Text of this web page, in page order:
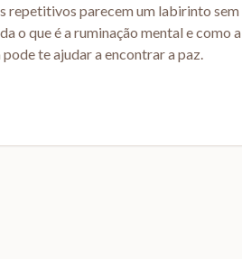
repetitivos parecem um labirinto sem
o que é a ruminação mental e como a
te ajudar a encontrar a paz.